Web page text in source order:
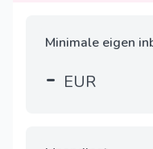
Minimale eigen
- EUR